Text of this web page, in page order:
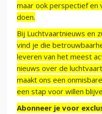
maar ook perspectief en
doen.
Bij Luchtvaartnieuws en
vind je die
leveren van het meest
nieuws over de
maakt ons een
een stap voor willen
Abonneer je voor